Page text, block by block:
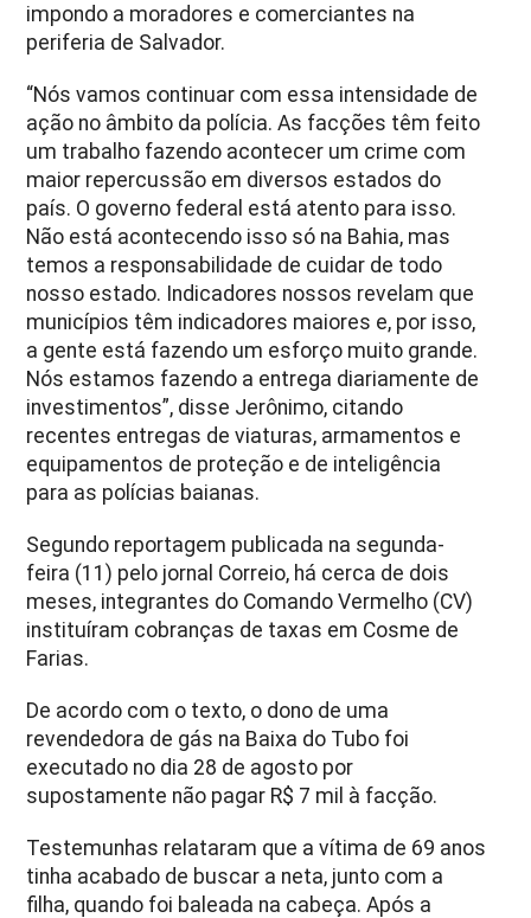
impondo a moradores e comerciantes na
periferia de Salvador.
“Nós vamos continuar com essa intensidade de
ação no âmbito da polícia. As facções têm feito
um trabalho fazendo acontecer um crime com
maior repercussão em diversos estados do
país. O governo federal está atento para isso.
Não está acontecendo isso só na Bahia, mas
temos a responsabilidade de cuidar de todo
nosso estado. Indicadores nossos revelam que
municípios têm indicadores maiores e, por isso,
a gente está fazendo um esforço muito grande.
Nós estamos fazendo a entrega diariamente de
investimentos”, disse Jerônimo, citando
recentes entregas de viaturas, armamentos e
equipamentos de proteção e de inteligência
para as polícias baianas.
Segundo reportagem publicada na segunda-
feira (11) pelo jornal Correio, há cerca de dois
meses, integrantes do Comando Vermelho (CV)
instituíram cobranças de taxas em Cosme de
Farias.
De acordo com o texto, o dono de uma
revendedora de gás na Baixa do Tubo foi
executado no dia 28 de agosto por
supostamente não pagar R$ 7 mil à facção.
Testemunhas relataram que a vítima de 69 anos
tinha acabado de buscar a neta, junto com a
filha, quando foi baleada na cabeça. Após a